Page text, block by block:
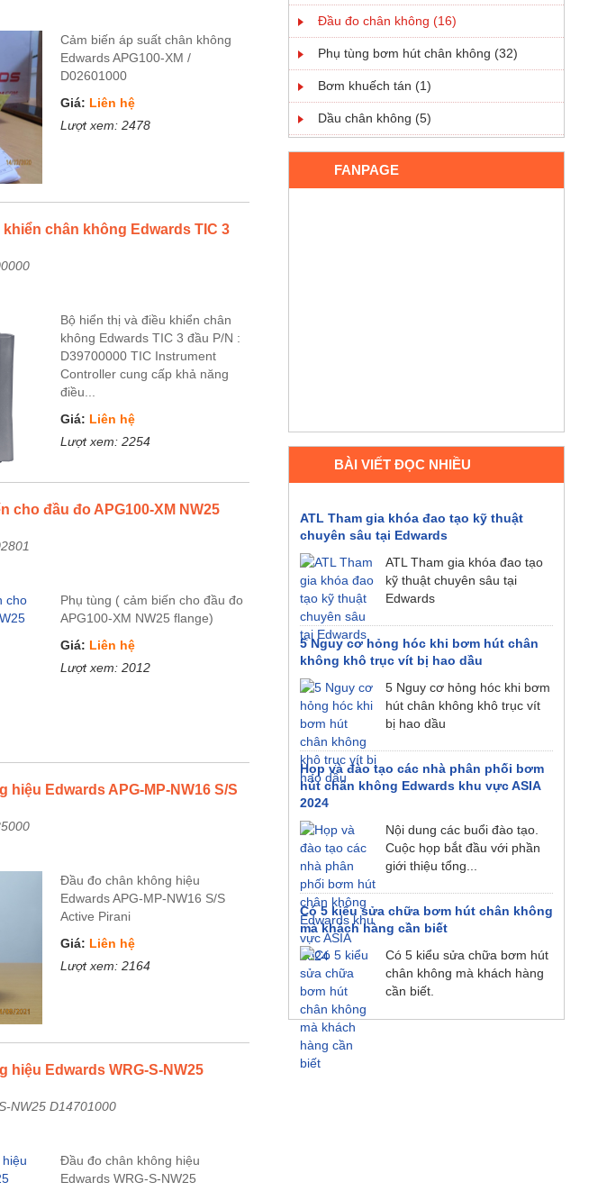
Cảm biến áp suất chân không
Edwards APG100-XM /
D02601000
Giá: Liên hệ
Lượt xem:2478
chân không Edwards TIC 3
Bộ hiển thị và điều khiển chân
không Edwards TIC 3 đầu P/N :
D39700000 TIC Instrument
Controller cung cấp khả năng
điều...
Giá: Liên hệ
Lượt xem:2254
cho đầu đo APG100-XM NW25
Phụ tùng ( cảm biến cho đầu đo
APG100-XM NW25 flange)
Giá: Liên hệ
Lượt xem:2012
hiệu Edwards APG-MP-NW16 S/S
Đầu đo chân không hiệu
Edwards APG-MP-NW16 S/S
Active Pirani
Giá: Liên hệ
Lượt xem:2164
hiệu Edwards WRG-S-NW25
NW25 D14701000
Đầu đo chân không hiệu
Edwards WRG-S-NW25
Đầu đo chân không (16)
Phụ tùng bơm hút chân không (32)
Bơm khuếch tán (1)
Dầu chân không (5)
FANPAGE
BÀI VIẾT ĐỌC NHIỀU
ATL Tham gia khóa đao tạo kỹ thuật
chuyên sâu tại Edwards
ATL Tham gia khóa đao tạo
kỹ thuật chuyên sâu tại
Edwards
5 Nguy cơ hỏng hóc khi bơm hút chân
không khô trục vít bị hao dầu
5 Nguy cơ hỏng hóc khi bơm
hút chân không khô trục vít
bị hao dầu
Họp và đào tạo các nhà phân phối bơm
hút chân không Edwards khu vực ASIA
2024
Nội dung các buổi đào tạo.
Cuộc họp bắt đầu với phần
giới thiệu tổng...
Có 5 kiểu sửa chữa bơm hút chân không
mà khách hàng cần biết
Có 5 kiểu sửa chữa bơm hút
chân không mà khách hàng
cần biết.